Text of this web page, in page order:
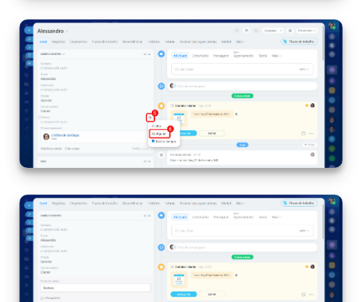
Empresa
Assinatura eletrônica para RH
Assinatura eletrônica
Base de conhecimento
Videoconferências em HD
Processos de negócio
Market (Aplicativos)
Assinatura